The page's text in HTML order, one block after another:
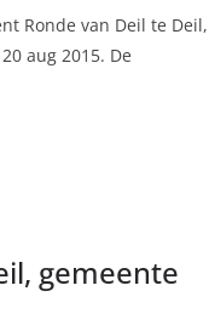
Ronde van Deil te Deil,
aug 2015. De
gemeente